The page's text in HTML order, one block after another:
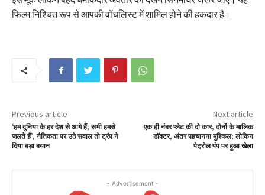
फिल्म निश्चित रूप से आपकी वॉचलिस्ट में शामिल होने की हकदार है।
Previous article
‘हम दुनिया के हर देश से आगे हैं, सभी हमसे
जलते हैं’, नैतिकता पर उठे सवाल तो ट्रंप ने
दिया बड़ा बयान
Next article
एक ही नंबर प्लेट की दो कार, दोनों के मालिक
डॉक्टर, अंतर पहचानना मुश्किल; लोकिन
पेट्रोल पंप पर हुआ खेला
- Advertisement -